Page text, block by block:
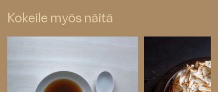
Kokeile myös näitä